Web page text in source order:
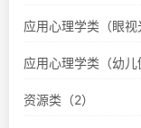
应用心理学类（眼视
应用心理学类（幼儿
资源类（2）